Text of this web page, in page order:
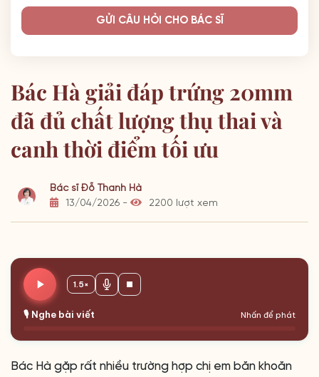
GỬI CÂU HỎI CHO BÁC SĨ
Bác Hà giải đáp trứng 20mm
đã đủ chất lượng thụ thai và
canh thời điểm tối ưu
Bác sĩ Đỗ Thanh Hà
13/04/2026 -
2200 lượt xem
🎙️ Nghe bài viết Nhấn để phát
1.5×
Bác Hà gặp rất nhiều trường hợp chị em băn khoăn